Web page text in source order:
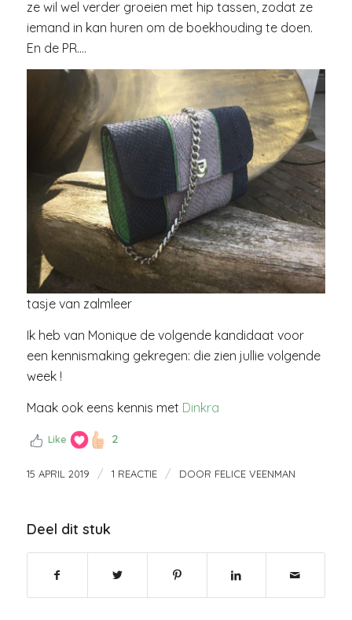
ze wil wel verder groeien met hip tassen, zodat ze
iemand in kan huren om de boekhouding te doen.
En de PR….
tasje van zalmleer
Ik heb van Monique de volgende kandidaat voor
een kennismaking gekregen: die zien jullie volgende
week !
Maak ook eens kennis met Dinkra
Like 2
15 APRIL 2019 / 1 REACTIE / DOOR FELICE VEENMAN
Deel dit stuk